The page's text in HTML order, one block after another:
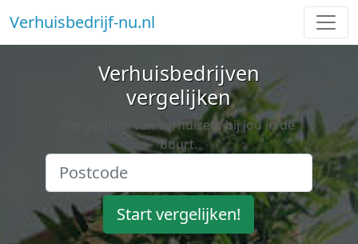
Verhuisbedrijf-nu.nl
Verhuisbedrijven
vergelijken
Vergelijken van verhuizers bij jou in de
buurt.
Start vergelijken!